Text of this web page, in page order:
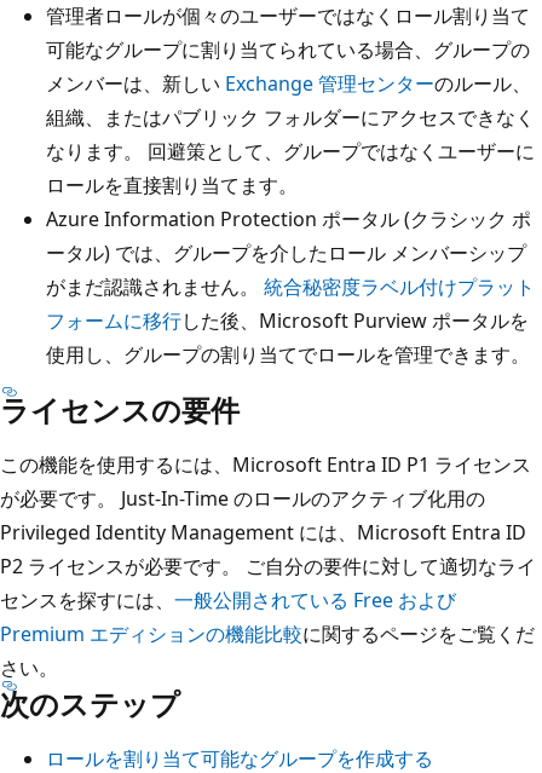
管理者ロールが個々のユーザーではなくロール割り当て
可能なグループに割り当てられている場合、グループの
メンバーは、新しい Exchange 管理センターのルール、
組織、またはパブリック フォルダーにアクセスできなく
なります。 回避策として、グループではなくユーザーに
ロールを直接割り当てます。
Azure Information Protection ポータル (クラシック ポ
ータル) では、グループを介したロール メンバーシップ
がまだ認識されません。 統合秘密度ラベル付けプラット
フォームに移行した後、Microsoft Purview ポータルを
使用し、グループの割り当てでロールを管理できます。
ライセンスの要件
この機能を使用するには、Microsoft Entra ID P1 ライセンス
が必要です。 Just-In-Time のロールのアクティブ化用の
Privileged Identity Management には、Microsoft Entra ID
P2 ライセンスが必要です。 ご自分の要件に対して適切なライ
センスを探すには、 一般公開されている Free および
Premium エディションの機能比較に関するページをご覧くだ
さい。
次のステップ
ロールを割り当て可能なグループを作成する